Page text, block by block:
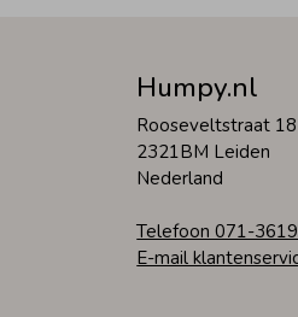
Humpy.nl
Rooseveltstraat
2321BM Leiden
Nederland
Telefoon 071-
E-mail